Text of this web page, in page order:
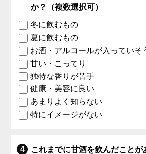
か？（複数選択可）
冬に飲むもの
夏に飲むもの
お酒・アルコールが入っていそ
甘い・こってり
独特な香りが苦手
健康・美容に良い
あまりよく知らない
特にイメージがない
これまでに甘酒を飲んだことが